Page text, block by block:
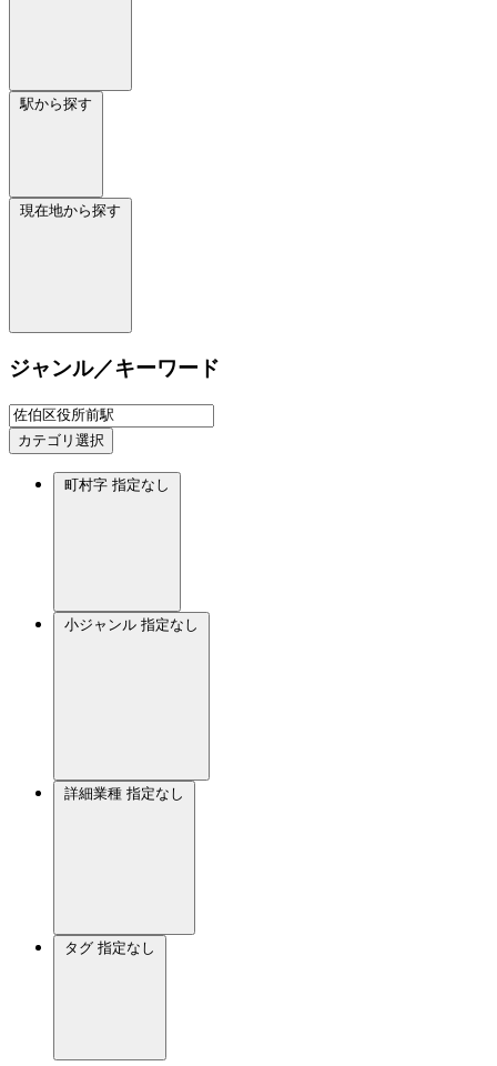
駅から探す
現在地から探す
ジャンル／キーワード
カテゴリ選択
町村字 指定なし
小ジャンル 指定なし
詳細業種 指定なし
タグ 指定なし